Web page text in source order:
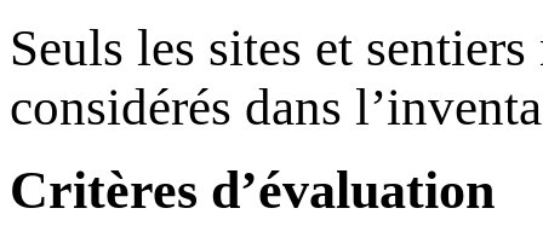
Seuls les sites et
considérés dans
Critères d’évaluation